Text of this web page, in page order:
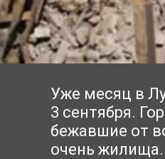
Уже месяц в
3 сентября.
бежавшие от
очень жилища.